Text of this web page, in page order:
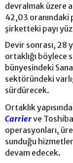
devralmak üzere
42,03 oranındaki
şirketteki payı
Devir sonrası, 28
ortaklığı böylece
bünyesindeki
sektöründeki
sürdürecek.
Ortaklık
Carrierve
operasyonları,
sunduğu
devam edecek.